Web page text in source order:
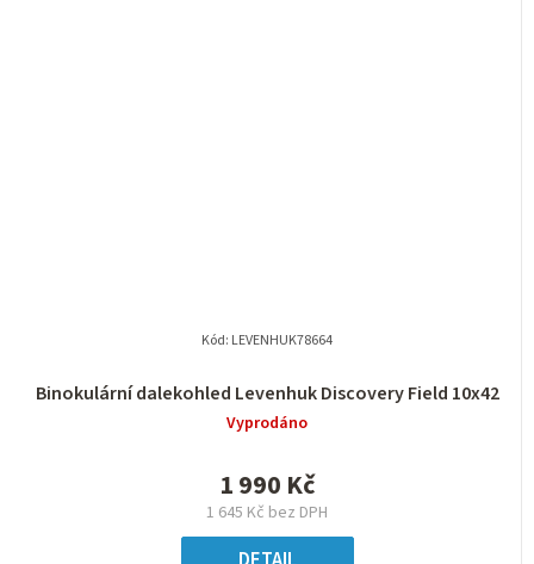
Binokulární dalekohled Levenhuk Discovery Field 10x42
Vyprodáno
1 645 Kč bez DPH
1 990 Kč
Kód: LEVENHUK78664